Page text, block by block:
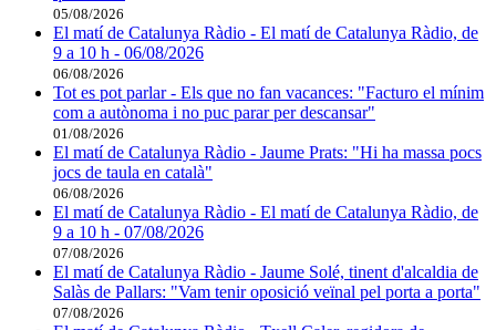
05/08/2026
El matí de Catalunya Ràdio - El matí de Catalunya Ràdio, de
9 a 10 h - 06/08/2026
06/08/2026
Tot es pot parlar - Els que no fan vacances: "Facturo el mínim
com a autònoma i no puc parar per descansar"
01/08/2026
El matí de Catalunya Ràdio - Jaume Prats: "Hi ha massa pocs
jocs de taula en català"
06/08/2026
El matí de Catalunya Ràdio - El matí de Catalunya Ràdio, de
9 a 10 h - 07/08/2026
07/08/2026
El matí de Catalunya Ràdio - Jaume Solé, tinent d'alcaldia de
Salàs de Pallars: "Vam tenir oposició veïnal pel porta a porta"
07/08/2026